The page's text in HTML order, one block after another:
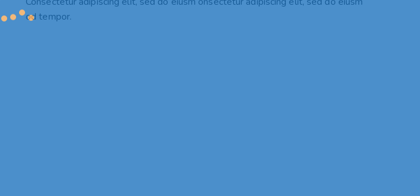
od tempor.